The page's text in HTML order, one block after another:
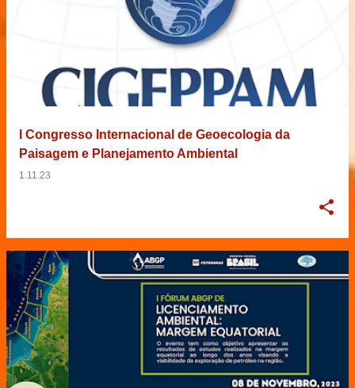
I Congresso Internacional de Geoecologia da
Paisagem e Planejamento Ambiental
1.11.23